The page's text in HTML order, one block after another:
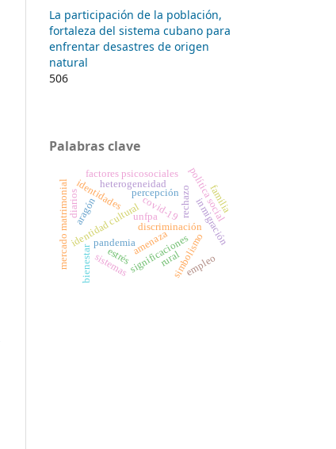
La participación de la población,
fortaleza del sistema cubano para
enfrentar desastres de origen
natural
506
Palabras clave
rechazo
discriminación
identidades
pandemia
covid-19
percepción
significaciones
amenaza
identidad cultural inmigración
simbolismo
bienestar
heterogeneidad política social
mercado matrimonial
factores psicosociales
unfpa
aragón
rural
diarios
estrés
familia
empleo
sistemas